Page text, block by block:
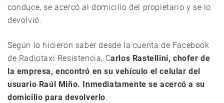
conduce, se acercó al domicilio del propietario y se lo
devolvió.
Según lo hicieron saber desde la cuenta de Facebook
de Radiotaxi Resistencia, Carlos Rastellini, chofer de
la empresa, encontró en su vehículo el celular del
usuario Raúl Miño. Inmediatamente se acercó a su
domicilio para devolverlo.